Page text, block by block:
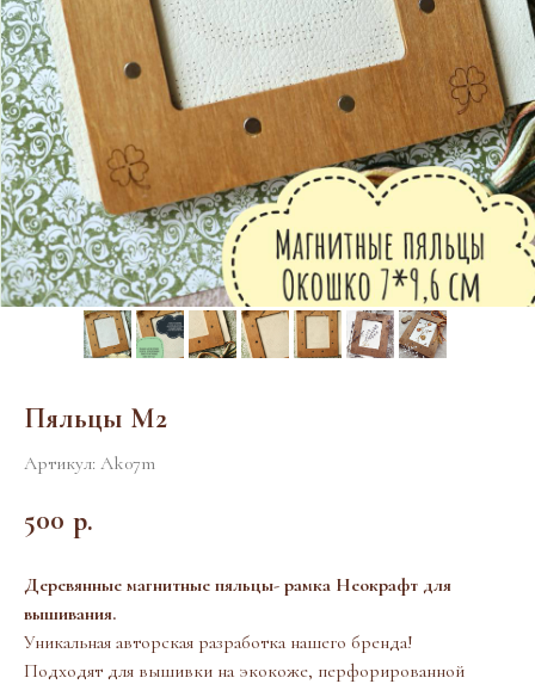
Пяльцы M2
Артикул: Ak07m
500 р.
Деревянные магнитные пяльцы- рамка Неокрафт для
вышивания.
Уникальная авторская разработка нашего бренда!
Подходят для вышивки на экокоже, перфорированной